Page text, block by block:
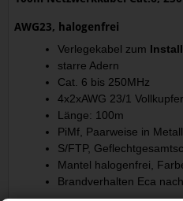
AWG23, halogenfrei
Verlegekabel zum
starre Adern
Cat. 6 bis 250MHz
4x2xAWG 23/1 Vollkupfer
Länge: 100m
PiMf, Paarweise in
S/FTP,
Mantel halogenfrei,
Brandverhalten Eca